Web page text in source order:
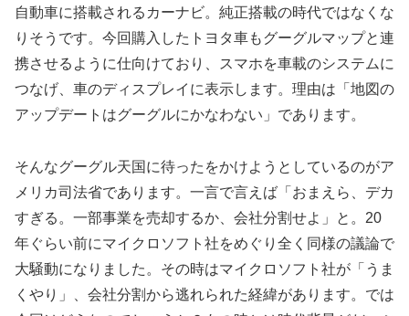
自動車に搭載されるカーナビ。純正搭載の時代ではなくな
りそうです。今回購入したトヨタ車もグーグルマップと連
携させるように仕向けており、スマホを車載のシステムに
つなげ、車のディスプレイに表示します。理由は「地図の
アップデートはグーグルにかなわない」であります。
そんなグーグル天国に待ったをかけようとしているのがア
メリカ司法省であります。一言で言えば「おまえら、デカ
すぎる。一部事業を売却するか、会社分割せよ」と。20
年ぐらい前にマイクロソフト社をめぐり全く同様の議論で
大騒動になりました。その時はマイクロソフト社が「うま
くやり」、会社分割から逃れられた経緯があります。では